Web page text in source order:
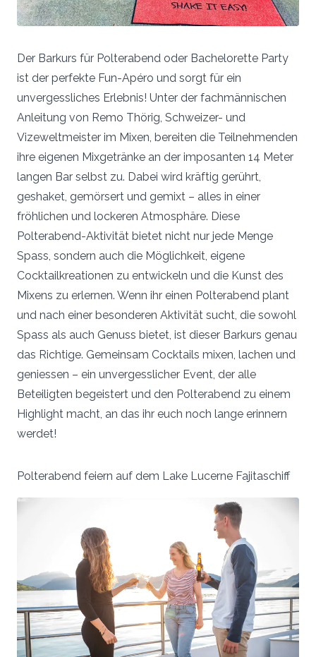
Der Barkurs für Polterabend oder Bachelorette Party
ist der perfekte Fun-Apéro und sorgt für ein
unvergessliches Erlebnis! Unter der fachmännischen
Anleitung von Remo Thörig, Schweizer- und
Vizeweltmeister im Mixen, bereiten die Teilnehmenden
ihre eigenen Mixgetränke an der imposanten 14 Meter
langen Bar selbst zu. Dabei wird kräftig gerührt,
geshaket, gemörsert und gemixt – alles in einer
fröhlichen und lockeren Atmosphäre. Diese
Polterabend-Aktivität bietet nicht nur jede Menge
Spass, sondern auch die Möglichkeit, eigene
Cocktailkreationen zu entwickeln und die Kunst des
Mixens zu erlernen. Wenn ihr einen Polterabend plant
und nach einer besonderen Aktivität sucht, die sowohl
Spass als auch Genuss bietet, ist dieser Barkurs genau
das Richtige. Gemeinsam Cocktails mixen, lachen und
geniessen – ein unvergesslicher Event, der alle
Beteiligten begeistert und den Polterabend zu einem
Highlight macht, an das ihr euch noch lange erinnern
werdet!
Polterabend feiern auf dem Lake Lucerne Fajitaschiff